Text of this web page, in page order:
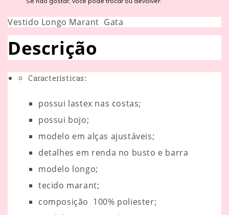
Vestido Longo Marant Gata
Descrição
Características:
possui lastex nas costas;
possui bojo;
modelo em alças ajustáveis;
detalhes em renda no busto e barra
modelo longo;
tecido marant;
composição 100% poliester;